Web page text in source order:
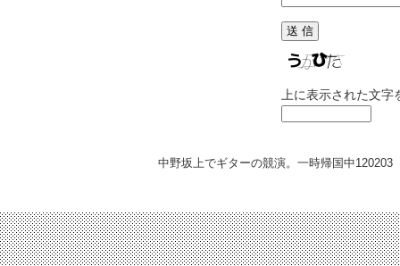
上に表示された文
中野坂上でギターの競演。一時帰国中120203